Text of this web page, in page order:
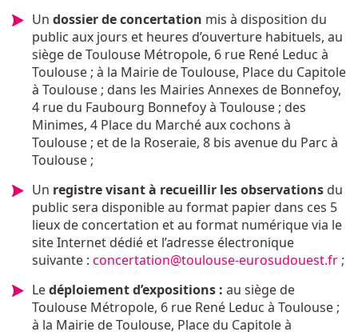
Un dossier de concertation mis à disposition du
public aux jours et heures d’ouverture habituels, au
siège de Toulouse Métropole, 6 rue René Leduc à
Toulouse ; à la Mairie de Toulouse, Place du Capitole
à Toulouse ; dans les Mairies Annexes de Bonnefoy,
4 rue du Faubourg Bonnefoy à Toulouse ; des
Minimes, 4 Place du Marché aux cochons à
Toulouse ; et de la Roseraie, 8 bis avenue du Parc à
Toulouse ;
Un registre visant à recueillir les observations du
public sera disponible au format papier dans ces 5
lieux de concertation et au format numérique via le
site Internet dédié et l’adresse électronique
suivante : concertation@toulouse-eurosudouest.fr ;
Ledéploiement d’expositions : au siège de
Toulouse Métropole, 6 rue René Leduc à Toulouse ;
à la Mairie de Toulouse, Place du Capitole à